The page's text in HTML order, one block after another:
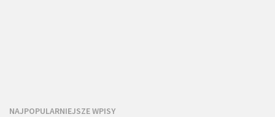
NAJPOPULARNIEJSZE WPISY